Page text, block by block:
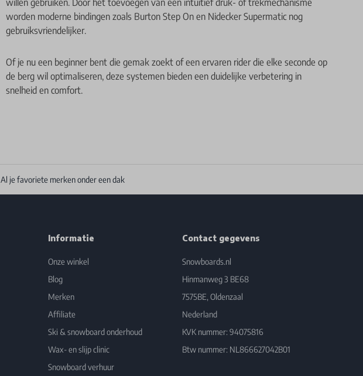
willen gebruiken. Door het toevoegen van een intuïtief druk- of trekmechanisme
worden moderne bindingen zoals Burton Step On en Nidecker Supermatic nog
gebruiksvriendelijker.
Of je nu een beginner bent die gemak zoekt of een ervaren rider die elke seconde op
de berg wil optimaliseren, deze systemen bieden een duidelijke verbetering in
snelheid en comfort.
Al je favoriete merken onder een dak
Informatie
Onze winkel
Blog
Merken
Affiliate
Ski & snowboard onderhoud
Wax- en slijp clinic
Snowboard verhuur
Contact gegevens
Snowboards.nl
Hinmanweg 3 BE68
7575BE, Oldenzaal
Nederland
KVK nummer: 94075816
Btw nummer: NL866627042B01